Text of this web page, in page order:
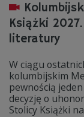
Książki
literatury
W ciągu
kolumbijskim
pewnością
decyzję o
Stolicy Książki